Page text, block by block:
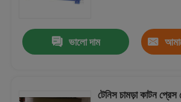
ভালো দাম
টেনিস চামড়া কাটন